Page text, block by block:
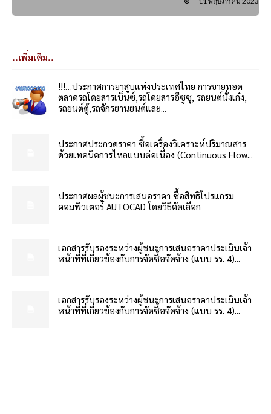
..เพิ่มเติม..
!!!…ประกาศการยาสูบแห่งประเทศไทย การขายทอด
ตลาดรถโดยสารเบ็นซ์,รถโดยสารอีซูซุ, รถยนต์นั่งเก๋ง,
รถยนต์ตู้,รถจักรยานยนต์และ...
ประกาศประกวดราคา ซื้อเครื่องวิเคราะห์ปริมาณสาร
ด้วยเทคนิคการไหลแบบต่อเนื่อง (Continuous Flow...
ประกาศผลผู้ชนะการเสนอราคา ซื้อสิทธิโปรแกรม
คอมพิวเตอร์ AUTOCAD โดยวิธีคัดเลือก
เอกสารรับรองระหว่างผู้ชนะการเสนอราคาประเมินเจ้า
หน้าที่ที่เกี่ยวข้องกับการจัดซื้อจัดจ้าง (แบบ รร. 4)...
เอกสารรับรองระหว่างผู้ชนะการเสนอราคาประเมินเจ้า
หน้าที่ที่เกี่ยวข้องกับการจัดซื้อจัดจ้าง (แบบ รร. 4)...